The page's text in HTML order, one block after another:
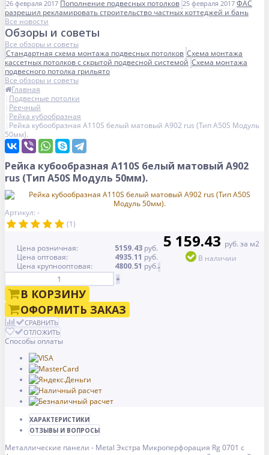
26 февраля 2017 Пополнение подвесных потолков 25 февраля 2017 ФАС
разрешил рекламировать строительство частных коттеджей и бань
Все новости
Обзоры и советы
Все обзоры и советы
Стандартная схема монтажа подвесных потолков Схема монтажа
кассетных потолков с скрытой подвесной системой Схема монтажа
подвесного потолка грильято
Все обзоры и советы
Главная
Подвесные потолки
Реечный
Рейка кубообразная
Рейка кубообразная A110S белый матовый А902 rus (Тип A50S Модуль
50мм).
Рейка кубообразная A110S белый матовый А902
rus (Тип A50S Модуль 50мм).
Артикул: -
(1)
Цена розничная: 5159.43 руб.
Цена оптовая:
4935.11 руб.
Цена крупнооптовая:
4800.51 руб.
5 159.43 руб. за м2
В наличии
-
+
В КОРЗИНУ
ОФОРМИТЬ ЗАКАЗ
СРАВНИТЬ
ОТЛОЖИТЬ
Способы оплаты
ХАРАКТЕРИСТИКИ
ОТЗЫВЫ И ВОПРОСЫ
Металлические панели - Metal Экстра Микроперфорация Rg 0701 с